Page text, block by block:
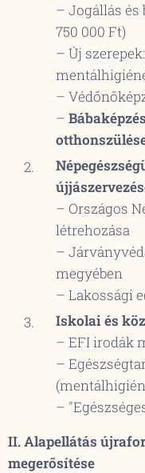
– Jogállás
750 000 Ft)
– Új
–
–
– Országos
létrehozása
–
megyében
– Lakossági
Iskolai és
– EFI irodák
–
–
II. Alapellátás
megerősítése